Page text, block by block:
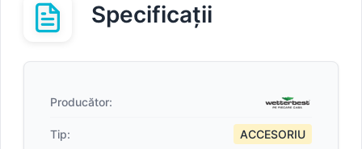
Specificații
Producător:
Tip: ACCESORIU